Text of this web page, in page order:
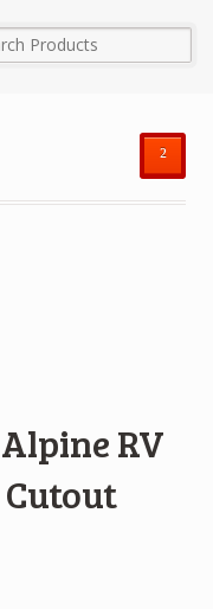
²
RV